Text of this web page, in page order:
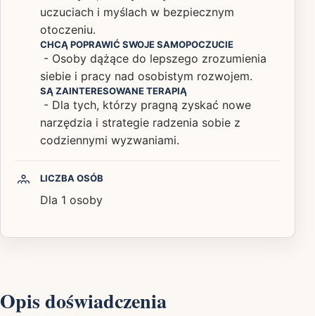
uczuciach i myślach w bezpiecznym
otoczeniu.
CHCĄ POPRAWIĆ SWOJE SAMOPOCZUCIE
- Osoby dążące do lepszego zrozumienia
siebie i pracy nad osobistym rozwojem.
SĄ ZAINTERESOWANE TERAPIĄ
- Dla tych, którzy pragną zyskać nowe
narzędzia i strategie radzenia sobie z
codziennymi wyzwaniami.
LICZBA OSÓB
Dla 1 osoby
Opis doświadczenia